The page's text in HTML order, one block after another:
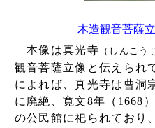
木造観音菩薩
本像は真光寺 （しんこう
観音菩薩立像と伝えられ
によれば、真光寺は曹洞
に廃絶、寛文8年（1668
の公民館に祀られており